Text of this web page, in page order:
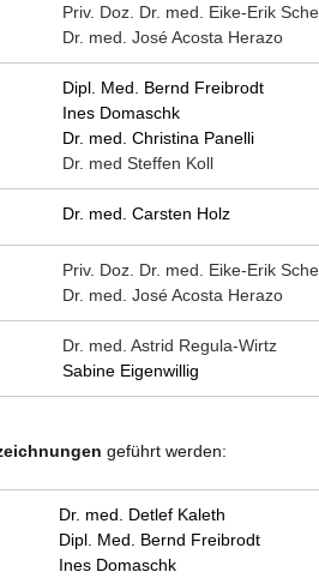
Priv. Doz. Dr. med. Eike-Erik
Dr. med. José Acosta Herazo
Dipl. Med. Bernd Freibrodt
Ines Domaschk
Dr. med. Christina Panelli
Dr. med Steffen Koll
Dr. med. Carsten Holz
Priv. Doz. Dr. med. Eike-Erik
Dr. med. José Acosta Herazo
Dr. med. Astrid Regula-Wirtz
Sabine Eigenwillig
geführt werden:
Dr. med. Detlef Kaleth
Dipl. Med. Bernd Freibrodt
Ines Domaschk